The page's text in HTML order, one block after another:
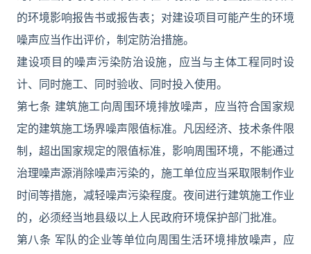
的环境影响报告书或报告表；对建设项目可能产生的环境
噪声应当作出评价，制定防治措施。
建设项目的噪声污染防治设施，应当与主体工程同时设
计、同时施工、同时验收、同时投入使用。
第七条 建筑施工向周围环境排放噪声，应当符合国家规
定的建筑施工场界噪声限值标准。凡因经济、技术条件限
制，超出国家规定的限值标准，影响周围环境，不能通过
治理噪声源消除噪声污染的，施工单位应当采取限制作业
时间等措施，减轻噪声污染程度。夜间进行建筑施工作业
的，必须经当地县级以上人民政府环境保护部门批准。
第八条 军队的企业等单位向周围生活环境排放噪声，应